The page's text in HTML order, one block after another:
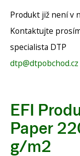
Produkt již není v
Kontaktujte
specialista DTP
dtp@dtpobchod.cz
EFI
Paper
g/m2